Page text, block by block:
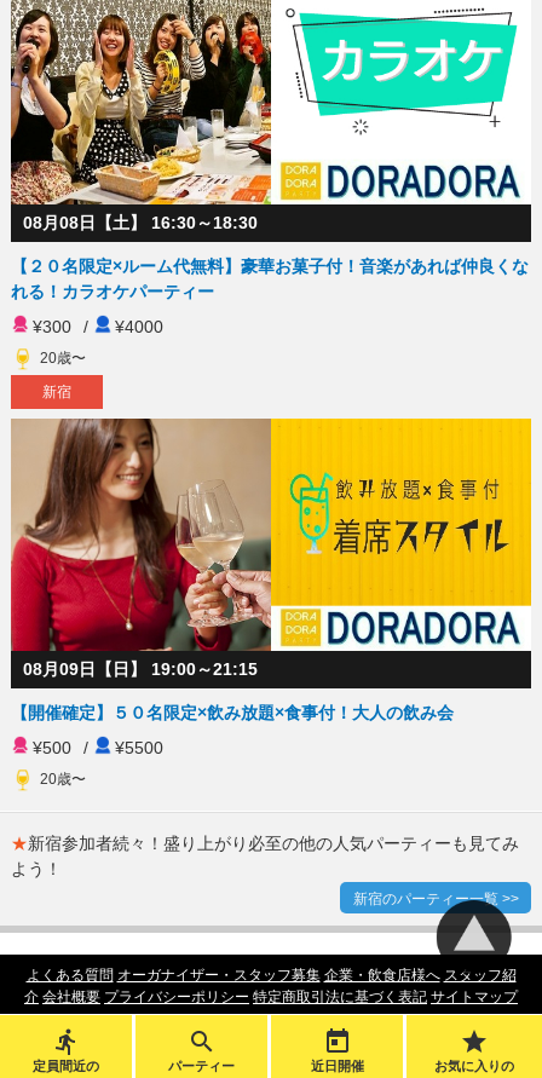
08月08日【土】 16:30～18:30
【２０名限定×ルーム代無料】豪華お菓子付！音楽があれば仲良くな
れる！カラオケパーティー
¥300
/ ¥4000
20歳〜
新宿
08月09日【日】 19:00～21:15
【開催確定】５０名限定×飲み放題×食事付！大人の飲み会
¥500
/ ¥5500
20歳〜
★新宿参加者続々！盛り上がり必至の他の人気パーティーも見てみ
よう！
新宿のパーティー一覧 >>
よくある質問 オーガナイザー・スタッフ募集 企業・飲食店様へ スタッフ紹
介 会社概要 プライバシーポリシー 特定商取引法に基づく表記 サイトマップ
Copyright (C) 2014 東京周辺の街コン【Dora Dora Party】 All Rights Reserved.

定員間近の

パーティー

近日開催

お気に入りの